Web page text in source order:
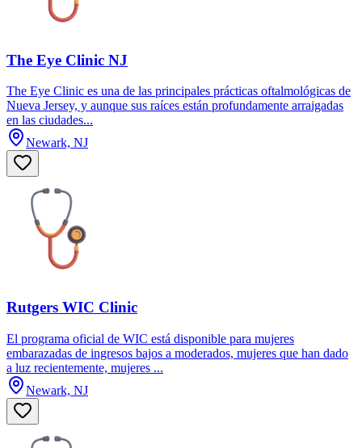
The Eye Clinic NJ
The Eye Clinic es una de las principales prácticas oftalmológicas de
Nueva Jersey, y aunque sus raíces están profundamente arraigadas
en las ciudades...
Newark, NJ
Rutgers WIC Clinic
El programa oficial de WIC está disponible para mujeres
embarazadas de ingresos bajos a moderados, mujeres que han dado
a luz recientemente, mujeres ...
Newark, NJ